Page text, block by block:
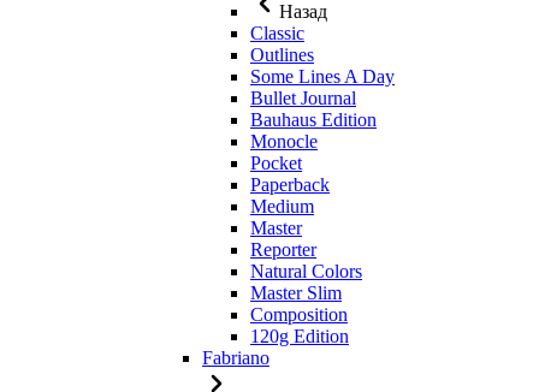
Назад
Classic
Outlines
Some Lines A Day
Bullet Journal
Bauhaus Edition
Monocle
Pocket
Paperback
Medium
Master
Reporter
Natural Colors
Master Slim
Composition
120g Edition
Fabriano